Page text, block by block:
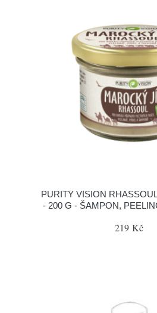
PURITY VISION
- 200 G - ŠAMPON,
219 Kč